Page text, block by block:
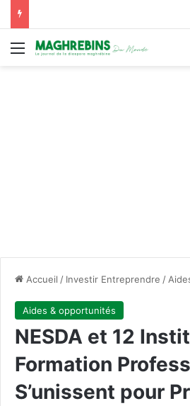
Menu
Accueil / Investir Entreprendre /
Aides & opportunités
NESDA et 12
Formation
S’unissent pour